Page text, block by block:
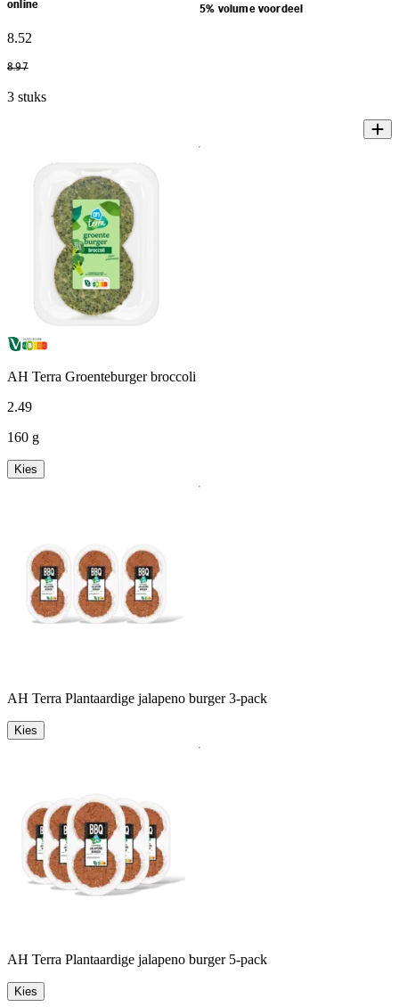
online 5% volume voordeel
8.52
8.97
3 stuks
AH Terra Groenteburger broccoli
2.49
160 g
Kies
AH Terra Plantaardige jalapeno burger 3-pack
Kies
AH Terra Plantaardige jalapeno burger 5-pack
Kies